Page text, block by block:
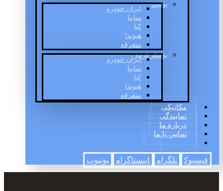
یونیت
ایران خودرو
سایپا
کیا
هیوندا
متفرقه
بوستر ترمز
ایران خودرو
سایپا
کیا
هیوندا
متفرقه
مکانیکی
نمایندگی
درباره ما
تماس با ما
فیسبوک تلگرام اینستاگرام یوتیوب